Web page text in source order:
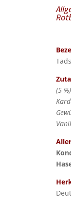
(5